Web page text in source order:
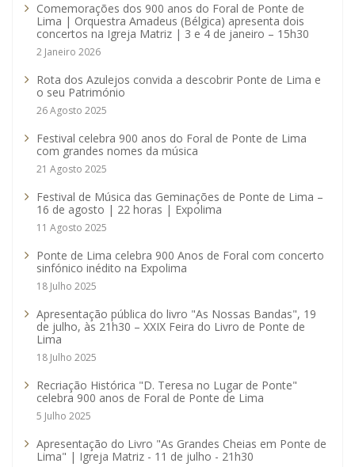
Comemorações dos 900 anos do Foral de Ponte de
Lima | Orquestra Amadeus (Bélgica) apresenta dois
concertos na Igreja Matriz | 3 e 4 de janeiro – 15h30
2 Janeiro 2026
Rota dos Azulejos convida a descobrir Ponte de Lima e
o seu Património
26 Agosto 2025
Festival celebra 900 anos do Foral de Ponte de Lima
com grandes nomes da música
21 Agosto 2025
Festival de Música das Geminações de Ponte de Lima –
16 de agosto | 22 horas | Expolima
11 Agosto 2025
Ponte de Lima celebra 900 Anos de Foral com concerto
sinfónico inédito na Expolima
18 Julho 2025
Apresentação pública do livro "As Nossas Bandas", 19
de julho, às 21h30 – XXIX Feira do Livro de Ponte de
Lima
18 Julho 2025
Recriação Histórica "D. Teresa no Lugar de Ponte"
celebra 900 anos de Foral de Ponte de Lima
5 Julho 2025
Apresentação do Livro "As Grandes Cheias em Ponte de
Lima" | Igreja Matriz - 11 de julho - 21h30